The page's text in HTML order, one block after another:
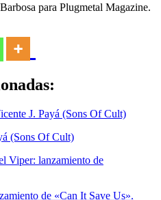
para Plugmetal Magazine.
(Sons Of Cult)
de «Can It Save Us».